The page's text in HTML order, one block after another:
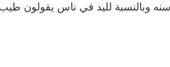
وبالنسبة لليد في ناس يقولون